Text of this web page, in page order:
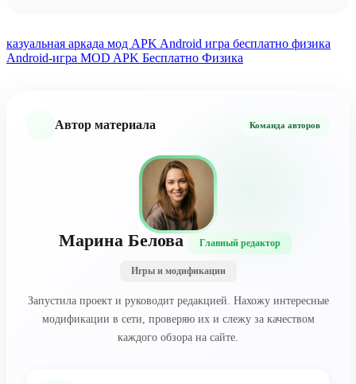
казуальная аркада мод APK Android игра бесплатно физика
Android-игра MOD APK Бесплатно Физика
Автор материала Команда авторов
Марина Белова Главный редактор
Игры и модификации
Запустила проект и руководит редакцией. Нахожу интересные
модификации в сети, проверяю их и слежу за качеством
каждого обзора на сайте.